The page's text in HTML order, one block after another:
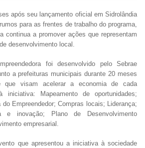
após seu lançamento oficial em Sidrolândia
para as frentes de trabalho do programa,
continua a promover ações que representam
desenvolvimento local.
foi desenvolvido pelo Sebrae
a prefeituras municipais durante 20 meses
que visam acelerar a economia de cada
iniciativa: Mapeamento de oportunidades;
do Empreendedor; Compras locais; Liderança;
e inovação; Plano de Desenvolvimento
empresarial.
que apresentou a iniciativa à sociedade